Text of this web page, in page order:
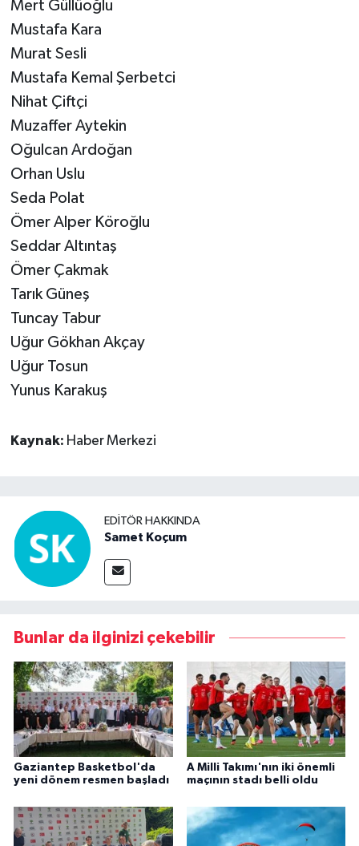
Mert Güllüoğlu
Mustafa Kara
Murat Sesli
Mustafa Kemal Şerbetci
Nihat Çiftçi
Muzaffer Aytekin
Oğulcan Ardoğan
Orhan Uslu
Seda Polat
Ömer Alper Köroğlu
Seddar Altıntaş
Ömer Çakmak
Tarık Güneş
Tuncay Tabur
Uğur Gökhan Akçay
Uğur Tosun
Yunus Karakuş
Kaynak: Haber Merkezi
EDITÖR HAKKINDA
Samet Koçum
Bunlar da ilginizi çekebilir
Gaziantep Basketbol'da
yeni dönem resmen başladı
A Milli Takımı'nın iki önemli
maçının stadı belli oldu